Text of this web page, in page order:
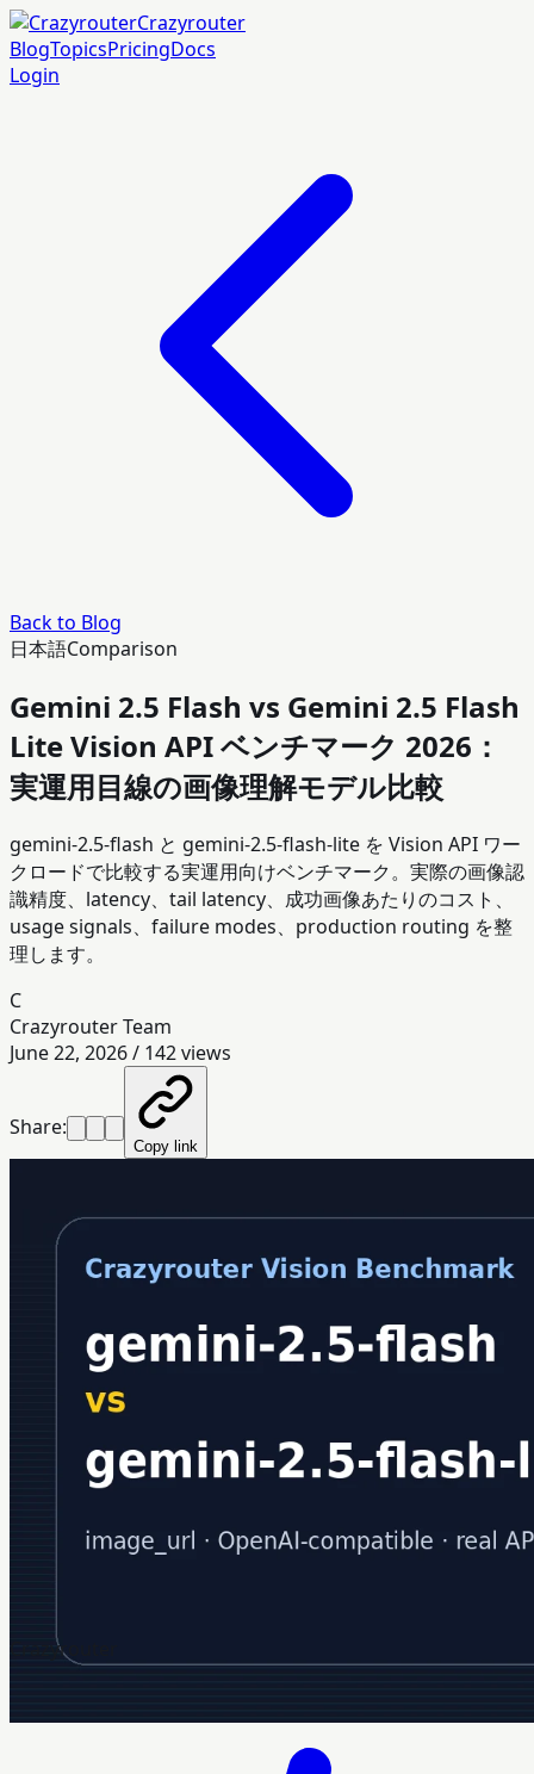
Crazyrouter
BlogTopicsPricingDocs
Login
Back to Blog
日本語Comparison
Gemini 2.5 Flash vs Gemini 2.5 Flash
Lite Vision API ベンチマーク 2026：
実運用目線の画像理解モデル比較
gemini-2.5-flash と gemini-2.5-flash-lite を Vision API ワー
クロードで比較する実運用向けベンチマーク。実際の画像認
識精度、latency、tail latency、成功画像あたりのコスト、
usage signals、failure modes、production routing を整
理します。
C
Crazyrouter Team
June 22, 2026/ 142views
Share:
Copy link
Crazyrouter